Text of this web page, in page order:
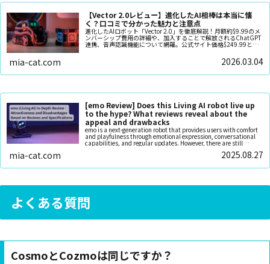
【Vector 2.0レビュー】進化したAI相棒は本当に懐
く？口コミで分かった魅力と注意点
進化したAIロボット「Vector 2.0」を徹底解説！月額約$9.99のメ
ンバーシップ費用の詳細や、加入することで解放されるChatGPT
連携、音声認識機能について網羅。公式サイト価格$249.99と日
mia-cat.com 2026.03.04
[emo Review] Does this Living AI robot live up
to the hype? What reviews reveal about the
appeal and drawbacks
emo is a next-generation robot that provides users with comfort
and playfulness through emotional expression, conversational
capabilities, and regular updates. However, there are still
several areas for improvement, including battery life, voice
recognition accuracy, durability, and privacy handling. With
expected to become a more reliable companion in homes and
mia-cat.com 2025.08.27
よくある質問
CosmoとCozmoは同じですか？